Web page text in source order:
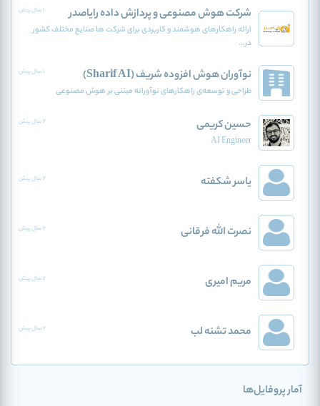
شرکت هوش مصنوعی و پردازش داده رایاصدر 1 سال پیش
ارائه راهکارهای هوشمند و کاربردی برای شرکت ها صنایع مختلف کشور
در...
نوآوران هوش افزوده‌ شریف (Sharif AI) 1 سال پیش
طراحی و توسعه‌ی راهکارهای نوآورانه مبتنی بر هوش مصنوعی
حسین کریمی 2 سال پیش
AI Engineer
یاسر شکفته 2 سال پیش
نصرت الله فرقانی 2 سال پیش
مریم امیری 2 سال پیش
محمد تشنه لب 2 سال پیش
آمار پروفایل‌ها